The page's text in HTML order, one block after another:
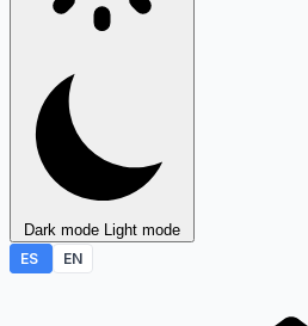
Dark mode Light mode
ES
EN